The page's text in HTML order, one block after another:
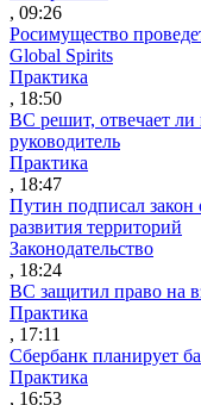
, 09:26
Росимущество
Global Spirits
Практика
, 18:50
ВС решит, отвечает
руководитель
Практика
, 18:47
Путин подписал
развития территорий
Законодательство
, 18:24
ВС защитил право на
Практика
, 17:11
Сбербанк планирует
Практика
, 16:53